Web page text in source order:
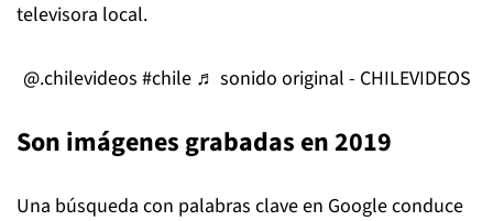
televisora local.
@.chilevideos #chile ♬ sonido original - CHILEVIDEOS
Son imágenes grabadas en 2019
Una búsqueda con palabras clave en Google conduce